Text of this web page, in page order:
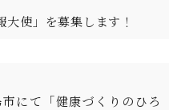
使」を募集します！
にて「健康づくりのひろ